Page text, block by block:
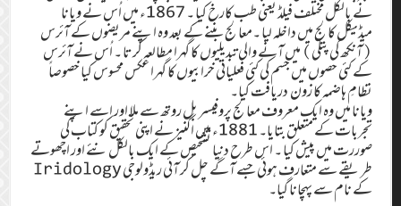
نے بالکل مختلف فیلڈ یعنی طب کارخ کیا ۔ 1867ء میں اُس نے ویانا
میڈیکل کالج میں داخلہ لیا ۔معالج بننے کے بعد وہ اپنے مریضوں کے آئرس
(آنکھ کی پتلی) میں آنے والی تبدیلیوں کا گہرا مطالعہ کرتا ۔ اُس نے آئرس
کے کئی حصوں میں جسم کی کئی فعلیاتی خرابیوں کا گہرا عکس محسوس کیا خصوصاً
نظامِ ہاضمہ کا زون دریافت کیا۔
ویانا میں وہ ایک معروف معالج پروفیسر بل روتھ سے ملا اور اسے اپنے
تجربات کے متعلق بتایا۔ 1881ء میں اگنیز نے اپنی تحقیق کو کتاب کی
صوررت میں پیش کیا ۔ اس طرح دنیا تشخیص کے ایک بالکل نئے اور اچھوتے
طریقے سے متعارف ہوئی جسے آگے چل کر آئی ریڈولوجی Iridology
کے نام سے پہچانا گیا۔